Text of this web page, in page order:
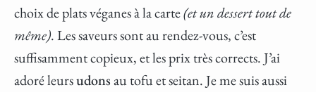
choix de plats véganes à la carte(et un dessert tout de
même). Les saveurs sont au rendez-vous, c’est
suffisamment copieux, et les prix très corrects. J’ai
adoré leursudonsau tofu et seitan. Je me suis aussi